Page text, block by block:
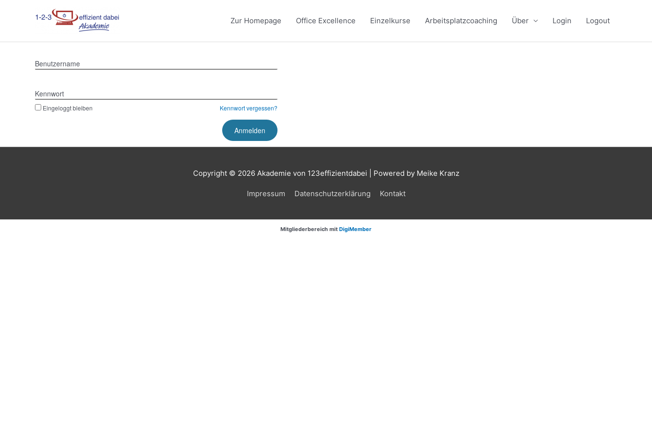
Zur Homepage Office Excellence Einzelkurse Arbeitsplatzcoaching Über Login Logout
Benutzername
Kennwort
Eingeloggt bleiben Kennwort vergessen?
Copyright © 2026 Akademie von 123effizientdabei | Powered by Meike Kranz
Impressum Datenschutzerklärung Kontakt
Mitgliederbereich mit DigiMember